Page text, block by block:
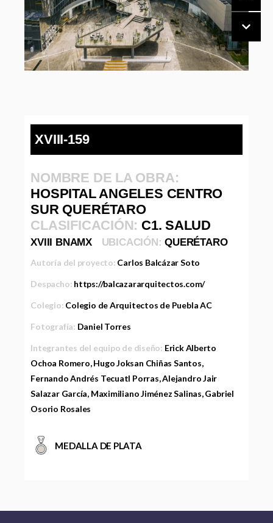
XVIII-159
NOMBRE DE LA OBRA:
HOSPITAL ANGELES CENTRO
SUR QUERÉTARO
CLASIFICACIÓN: C1. SALUD
XVIII BNAMX UBICACIÓN:QUERÉTARO
Autoría del proyecto: Carlos Balcázar Soto
Despacho: https://balcazararquitectos.com/
Colegio: Colegio de Arquitectos de Puebla AC
Fotografía: Daniel Torres
Integrantes del equipo de diseño: Erick Alberto
Ochoa Romero, Hugo Joksan Chiñas Santos,
Fernando Andrés Tecuatl Porras, Alejandro Jair
Salazar García, Maximiliano Jiménez Salinas, Gabriel
Osorio Rosales
MEDALLA DE PLATA